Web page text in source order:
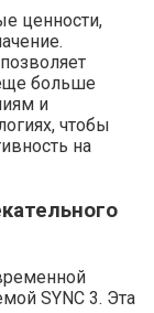
ценности,
больше
и
чтобы
на
SYNC 3. Эта